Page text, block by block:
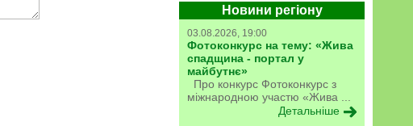
Новини регіону
03.08.2026, 19:00
Фотоконкурс на тему: «Жива
спадщина - портал у
майбутнє»
Про конкурс Фотоконкурс з
міжнародною участю «Жива ...
Детальніше